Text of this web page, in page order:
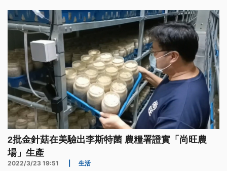
2批金針菇在美驗出李斯特菌 農糧署證實「尚旺農
場」生產
2022/3/23 19:51 生活